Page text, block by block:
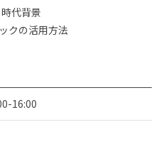
代背景
クの活用方法
16:00